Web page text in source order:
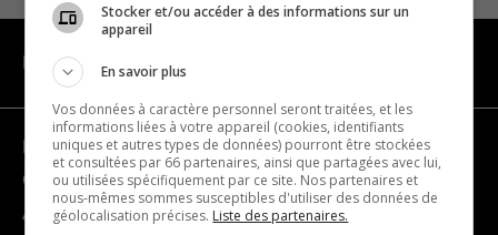
NAVIGATION
Become a partner
Contact us
About us
Stocker et/ou accéder à des informations sur un
appareil
En savoir plus
Vos données à caractère personnel seront traitées, et les
informations liées à votre appareil (cookies, identifiants
uniques et autres types de données) pourront être stockées
et consultées par 66 partenaires, ainsi que partagées avec lui,
ou utilisées spécifiquement par ce site. Nos partenaires et
nous-mêmes sommes susceptibles d'utiliser des données de
géolocalisation précises. Liste des partenaires.